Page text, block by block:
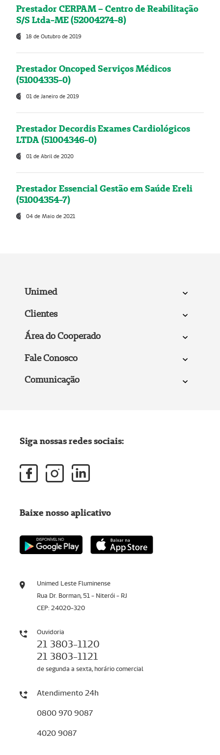
Prestador CERPAM – Centro de Reabilitação
S/S Ltda-ME (52004274-8)
18 de Outubro de 2019
Prestador Oncoped Serviços Médicos
(51004335-0)
01 de Janeiro de 2019
Prestador Decordis Exames Cardiológicos
LTDA (51004346-0)
01 de Abril de 2020
Prestador Essencial Gestão em Saúde Ereli
(51004354-7)
04 de Maio de 2021
Unimed
Clientes
Área do Cooperado
Fale Conosco
Comunicação
Unimed Leste Fluminense
Rua Dr. Borman, 51 - Niterói - RJ
CEP: 24020-320
Ouvidoria
21 3803-1120
21 3803-1121
de segunda a sexta, horário comercial
Atendimento 24h
0800 970 9087
4020 9087
Siga nossas redes sociais:
Baixe nosso aplicativo